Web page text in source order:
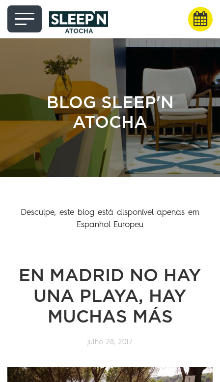
BLOG SLEEP'N
ATOCHA
Desculpe, este blog está disponível apenas em
Espanhol Europeu
EN MADRID NO HAY
UNA PLAYA, HAY
MUCHAS MÁS
julho 28, 2017